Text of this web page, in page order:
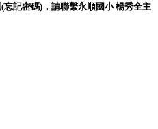
記密碼)，請聯繫永順國小 楊秀全主